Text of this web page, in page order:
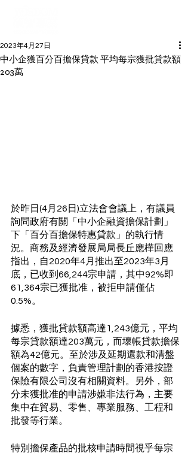
中小企獲百分百擔保貸款 平均每宗獲批貸款額
203萬
2023年4月27日
於昨日(4月26日)立法會會議上，有議員
詢問政府有關「中小企融資擔保計劃」
下「百分百擔保特惠貸款」的執行情
況。商務及經濟發展局局長丘應樺回應
指出，自2020年4月推出至2023年3月
底，已收到66,244宗申請，其中92%即
61,364宗已獲批准，被拒申請僅佔
0.5%。
據悉，獲批貸款額高達1,243億元，平均
每宗貸款額達203萬元，而壞帳貸款擔保
額為42億元。至於涉及延期還款和清盤
個案的數字，負責管理計劃的香港按證
保險有限公司沒有相關資料。另外，部
分未獲批准的申請涉嫌非法行為，主要
集中在貿易、零售、專業服務、工程和
批發等行業。
特別擔保產品的批核申請時間視乎每宗